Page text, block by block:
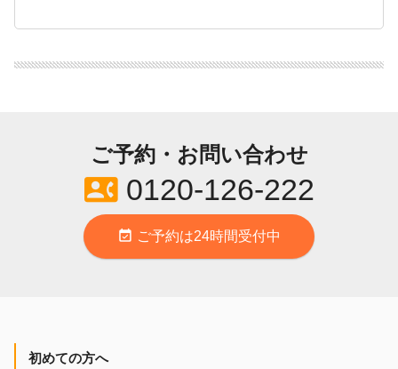
ご予約・お問い合わせ
contact_phone0120-126-222
event_available ご予約は24時間受付中
初めての方へ